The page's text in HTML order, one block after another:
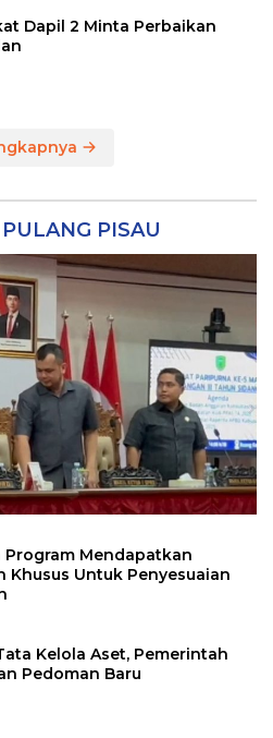
Dapil 2 Minta Perbaikan
PISAU
Program Mendapatkan
Khusus Untuk Penyesuaian
Kelola Aset, Pemerintah
Pedoman Baru